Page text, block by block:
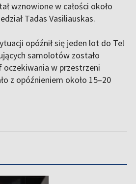
wznowione w całości około
Tadas Vasiliauskas.
opóźnił się jeden lot do Tel
samolotów zostało
w przestrzeni
z opóźnieniem około 15–20